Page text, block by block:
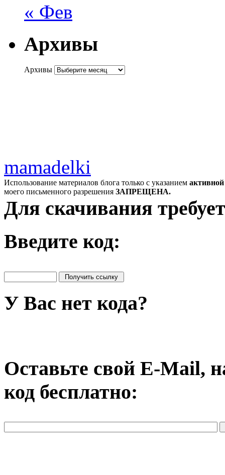
« Фев
Архивы
Архивы
mamadelki
Использование материалов блога только с указанием
моего письменного разрешения ЗАПРЕЩЕНА.
Для скачивания
Введите код:
У Вас нет кода?
Оставьте свой E-Mail,
код бесплатно: